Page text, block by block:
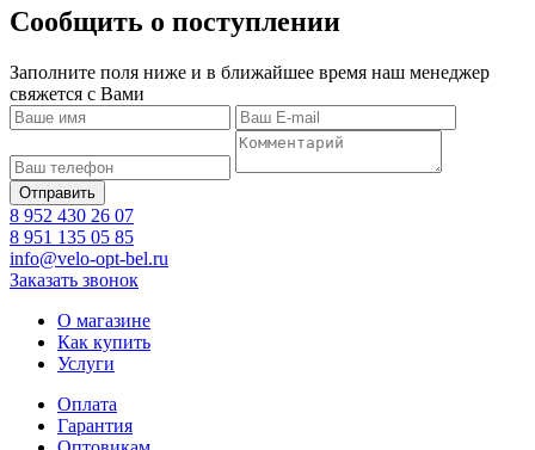
Сообщить о поступлении
Заполните поля ниже и в ближайшее время наш менеджер
свяжется с Вами
8 952 430 26 07
8 951 135 05 85
info@velo-opt-bel.ru
Заказать звонок
О магазине
Как купить
Услуги
Оплата
Гарантия